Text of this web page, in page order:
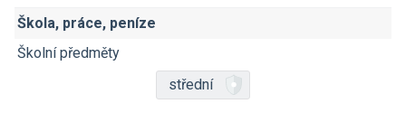
Škola, práce, peníze
Školní předměty
střední